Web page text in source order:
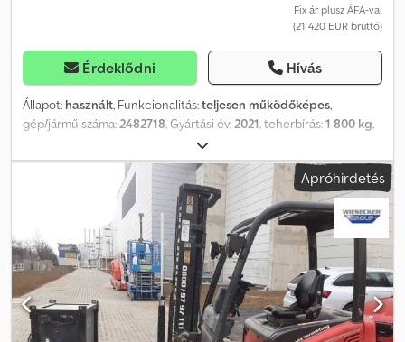
Fix ár plusz ÁFA-val
(21 420 EUR bruttó)
Érdeklődni Hívás
Állapot: használt, Funkcionalitás:teljesen működőképes,
gép/jármű száma:2482718, Gyártási év:2021, teherbírás:1 800 kg,
, szabad emelés:
súlypontja:500 mm, üzemanyagtípus:dízel, oszlop típusa:triplex,
2 170 mm , teljesítmény:32,8 kW (44,60 LE),
Yanmar , villakeret szélessége:1 000 mm, villa
11 150 mm , villa szélesség:100 mm, villa vastagsága:35
mm , belső fordulókör-átmérő:55 mm, fordulókör sugara (külső):
2 010 mm, első gumi méret:6.50-10 10, hátsó gumiabroncs méret:
5.00-8 8, össztömeg:3 100 kg, teljes magasság: 2 090 mm, teljes
hossz:3 350 mm, teljes szélesség:1 080 mm, szín:piros,
üzemanyag:dízel, Felszereltség:UVV biztonsági ellenőrzés, fülke,
raklapvillák
, Műszaki adatok Gyártási év: 2021 Motor: dízel
Apróhirdetés